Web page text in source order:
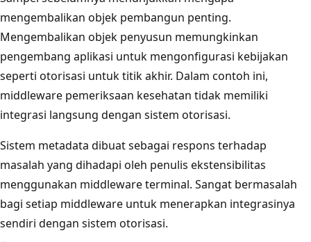
mengembalikan objek pembangun penting.
Mengembalikan objek penyusun memungkinkan
pengembang aplikasi untuk mengonfigurasi kebijakan
seperti otorisasi untuk titik akhir. Dalam contoh ini,
middleware pemeriksaan kesehatan tidak memiliki
integrasi langsung dengan sistem otorisasi.
Sistem metadata dibuat sebagai respons terhadap
masalah yang dihadapi oleh penulis ekstensibilitas
menggunakan middleware terminal. Sangat bermasalah
bagi setiap middleware untuk menerapkan integrasinya
sendiri dengan sistem otorisasi.